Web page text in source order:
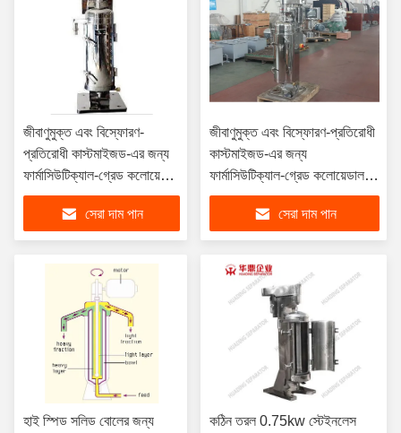
জীবাণুমুক্ত এবং বিস্ফোরণ-
প্রতিরোধী কাস্টমাইজড-এর জন্য
ফার্মাসিউটিক্যাল-গ্রেড কলোয়েডাল
সেপারেশন টিউবুলার সেন্ট্রিফিউজ
সেরা দাম পান
জীবাণুমুক্ত এবং বিস্ফোরণ-প্রতিরোধী
কাস্টমাইজড-এর জন্য
ফার্মাসিউটিক্যাল-গ্রেড কলোয়েডাল
সেপারেশন টিউবুলার সেন্ট্রিফিউজ
সেরা দাম পান
হাই স্পিড সলিড বোলের জন্য
কঠিন তরল 0.75kw স্টেইনলেস